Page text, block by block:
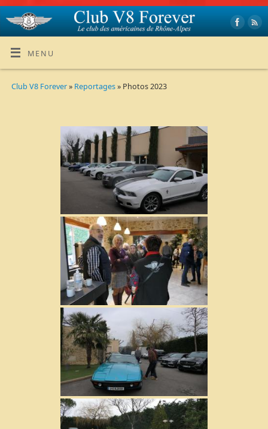
MENU
Club V8 Forever» Reportages» Photos 2023